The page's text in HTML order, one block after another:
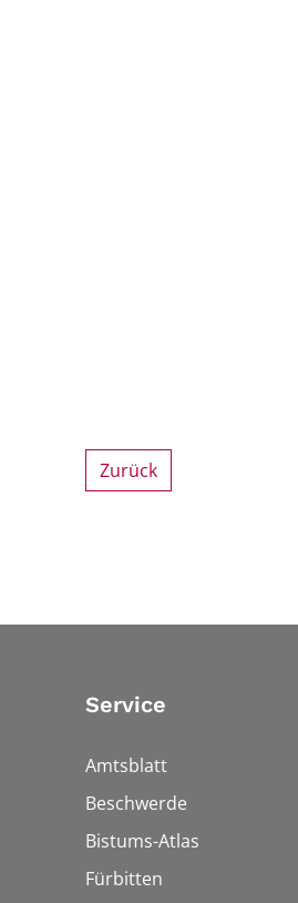
Zurück
Service
Amtsblatt
Beschwerde
Bistums-Atlas
Fürbitten